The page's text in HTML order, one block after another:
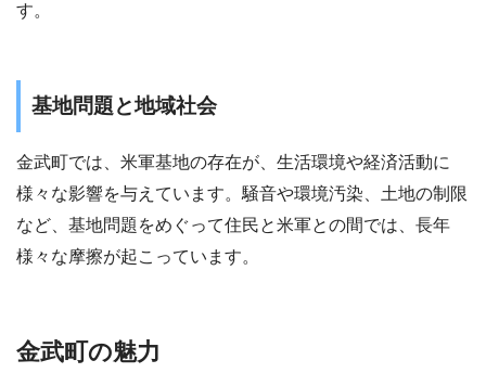
す。
基地問題と地域社会
金武町では、米軍基地の存在が、生活環境や経済活動に
様々な影響を与えています。騒音や環境汚染、土地の制限
など、基地問題をめぐって住民と米軍との間では、長年
様々な摩擦が起こっています。
金武町の魅力